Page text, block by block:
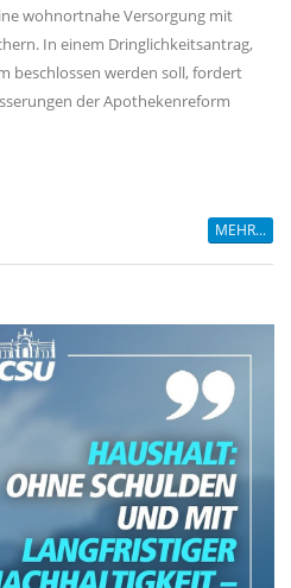
wohnortnahe Versorgung mit
In einem Dringlichkeitsantrag,
beschlossen werden soll, fordert
der Apothekenreform
MEHR...